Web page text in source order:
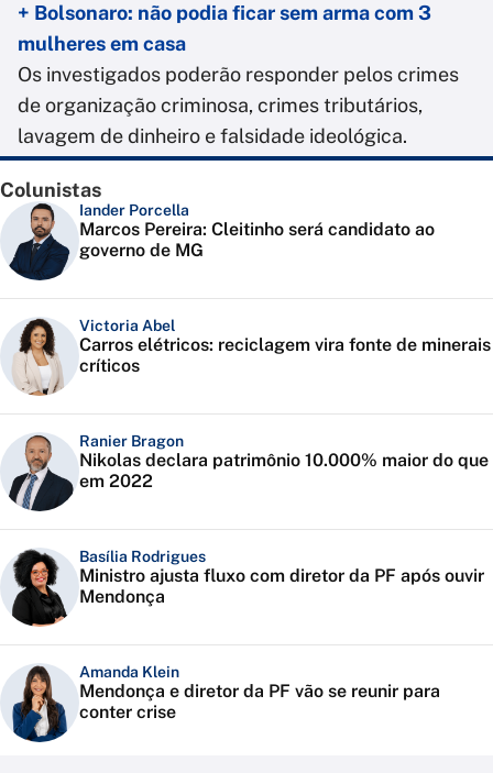
+ Bolsonaro: não podia ficar sem arma com 3
mulheres em casa
Os investigados poderão responder pelos crimes
de organização criminosa, crimes tributários,
lavagem de dinheiro e falsidade ideológica.
Colunistas
Iander Porcella
Marcos Pereira: Cleitinho será candidato ao
governo de MG
Victoria Abel
Carros elétricos: reciclagem vira fonte de minerais
críticos
Ranier Bragon
Nikolas declara patrimônio 10.000% maior do que
em 2022
Basília Rodrigues
Ministro ajusta fluxo com diretor da PF após ouvir
Mendonça
Amanda Klein
Mendonça e diretor da PF vão se reunir para
conter crise